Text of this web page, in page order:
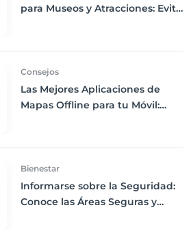
para Museos y Atracciones: Evita
Consejos
Las Mejores Aplicaciones de
Mapas Offline para tu Móvil:
Bienestar
Informarse sobre la Seguridad:
Conoce las Áreas Seguras y